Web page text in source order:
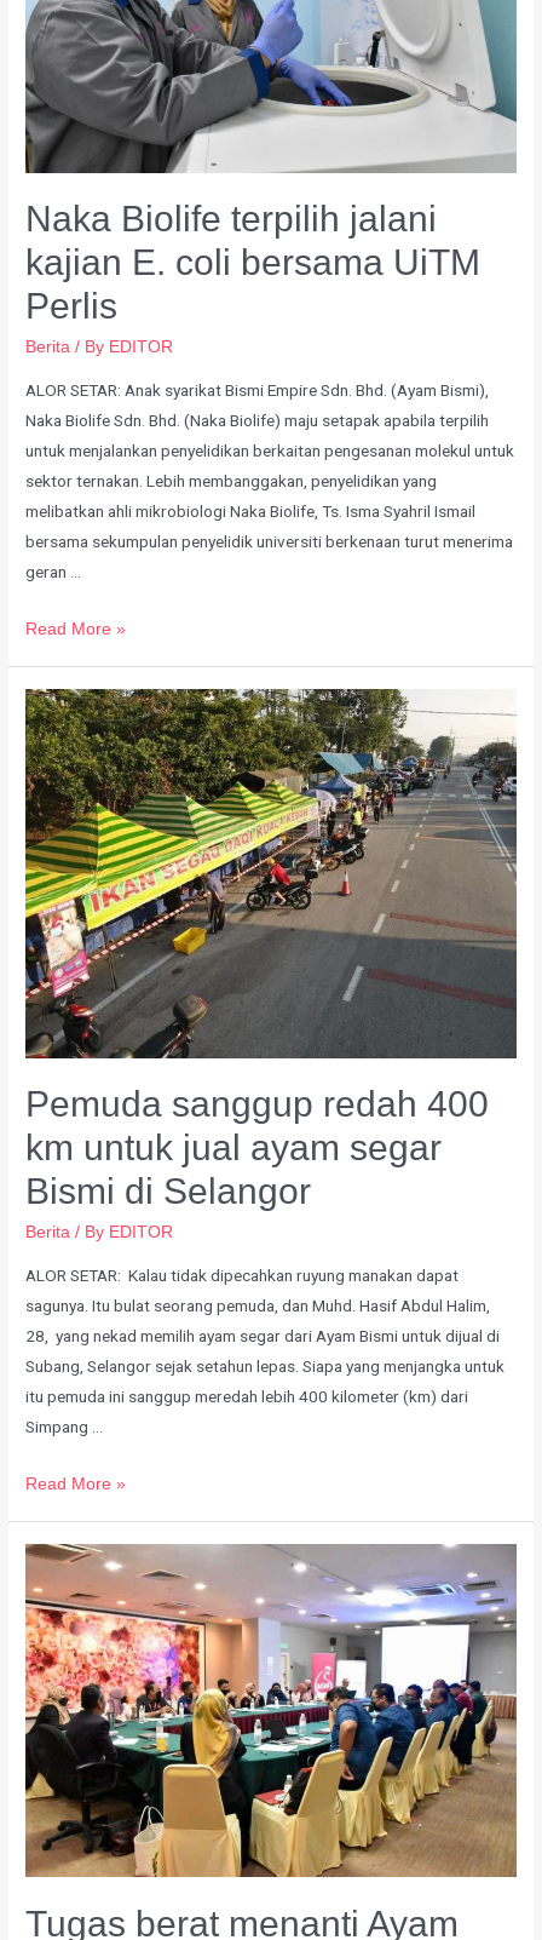
Naka Biolife terpilih jalani
kajian E. coli bersama UiTM
Perlis
Berita / By EDITOR
ALOR SETAR: Anak syarikat Bismi Empire Sdn. Bhd. (Ayam Bismi),
Naka Biolife Sdn. Bhd. (Naka Biolife) maju setapak apabila terpilih
untuk menjalankan penyelidikan berkaitan pengesanan molekul untuk
sektor ternakan. Lebih membanggakan, penyelidikan yang
melibatkan ahli mikrobiologi Naka Biolife, Ts. Isma Syahril Ismail
bersama sekumpulan penyelidik universiti berkenaan turut menerima
geran …
Read More »
Pemuda sanggup redah 400
km untuk jual ayam segar
Bismi di Selangor
Berita / By EDITOR
ALOR SETAR: Kalau tidak dipecahkan ruyung manakan dapat
sagunya. Itu bulat seorang pemuda, dan Muhd. Hasif Abdul Halim,
28, yang nekad memilih ayam segar dari Ayam Bismi untuk dijual di
Subang, Selangor sejak setahun lepas. Siapa yang menjangka untuk
itu pemuda ini sanggup meredah lebih 400 kilometer (km) dari
Simpang …
Read More »
Tugas berat menanti Ayam